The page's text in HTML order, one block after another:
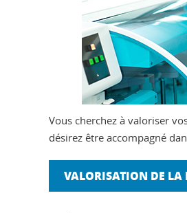
Vous cherchez à valoriser
désirez être accompagné
VALORISATION DE LA